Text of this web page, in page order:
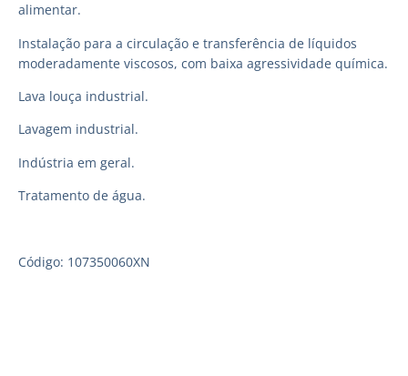
alimentar.
Instalação para a circulação e transferência de líquidos
moderadamente viscosos, com baixa agressividade química.
Lava louça industrial.
Lavagem industrial.
Indústria em geral.
Tratamento de água.
Código: 107350060XN